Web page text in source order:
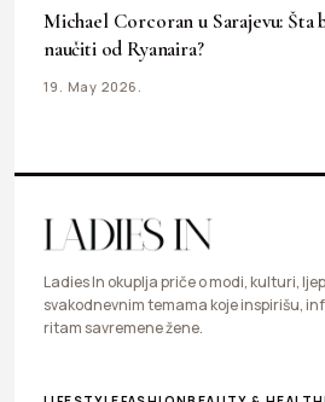
Michael Corcoran u Sarajevu: Šta
naučiti od Ryanaira?
19. May 2026.
Ladies In okuplja priče o modi, kulturi,
svakodnevnim temama koje inspirišu,
ritam savremene žene.